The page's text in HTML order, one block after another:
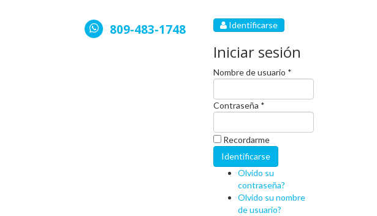
809-483-1748 Identificarse
Iniciar sesión
Nombre de usuario *
Contraseña *
Recordarme
Olvido su
contraseña?
Olvido su nombre
de usuario?